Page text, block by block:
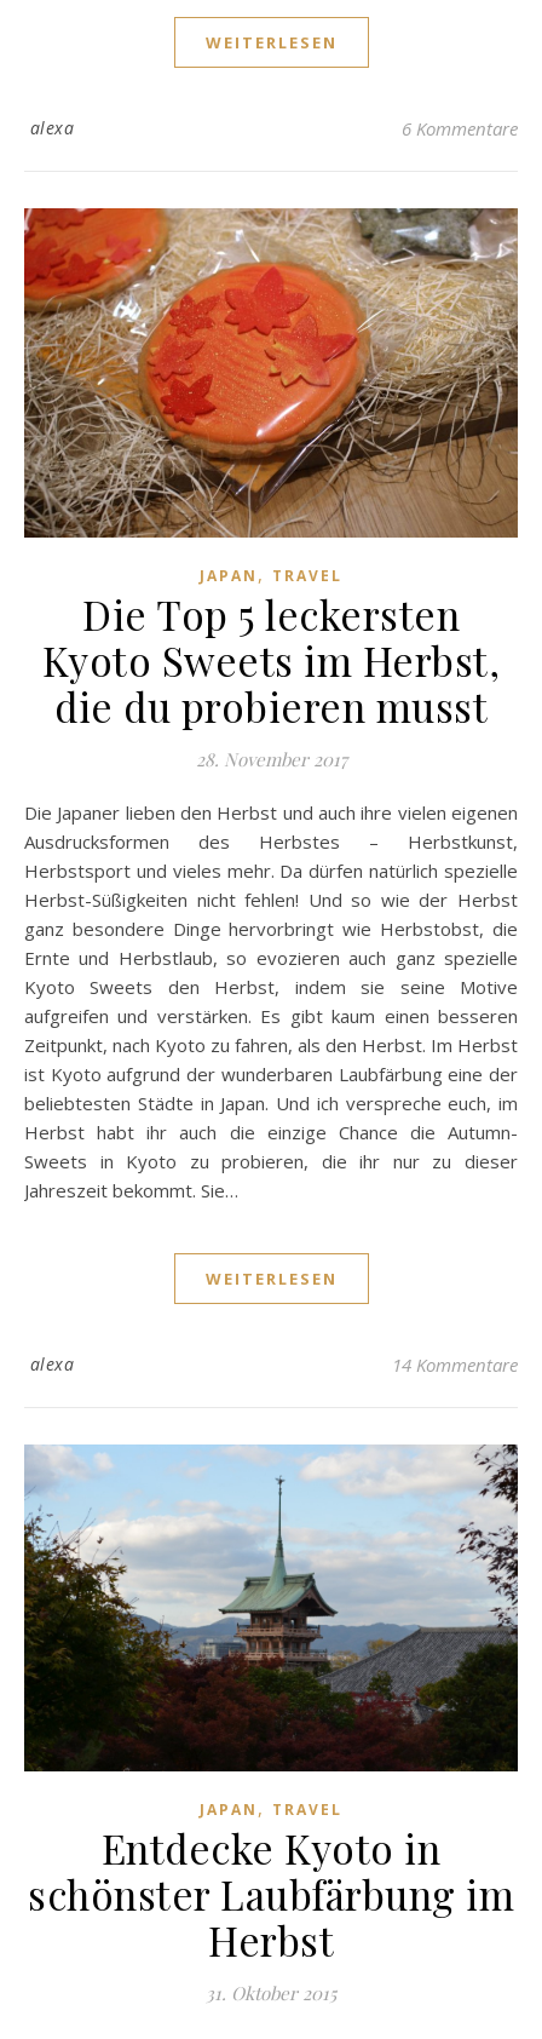
WEITERLESEN
alexa 6 Kommentare
JAPAN , TRAVEL
Die Top 5 leckersten
Kyoto Sweets im Herbst,
die du probieren musst
28. November 2017
Die Japaner lieben den Herbst und auch ihre vielen eigenen
Ausdrucksformen des Herbstes – Herbstkunst,
Herbstsport und vieles mehr. Da dürfen natürlich spezielle
Herbst-Süßigkeiten nicht fehlen! Und so wie der Herbst
ganz besondere Dinge hervorbringt wie Herbstobst, die
Ernte und Herbstlaub, so evozieren auch ganz spezielle
Kyoto Sweets den Herbst, indem sie seine Motive
aufgreifen und verstärken. Es gibt kaum einen besseren
Zeitpunkt, nach Kyoto zu fahren, als den Herbst. Im Herbst
ist Kyoto aufgrund der wunderbaren Laubfärbung eine der
beliebtesten Städte in Japan. Und ich verspreche euch, im
Herbst habt ihr auch die einzige Chance die Autumn-
Sweets in Kyoto zu probieren, die ihr nur zu dieser
Jahreszeit bekommt. Sie…
WEITERLESEN
alexa 14 Kommentare
JAPAN , TRAVEL
Entdecke Kyoto in
schönster Laubfärbung im
Herbst
31. Oktober 2015